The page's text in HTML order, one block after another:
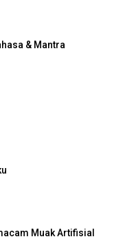
& Mantra
Muak Artifisial